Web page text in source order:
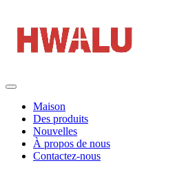
Maison
Des produits
Nouvelles
À propos de nous
Contactez-nous